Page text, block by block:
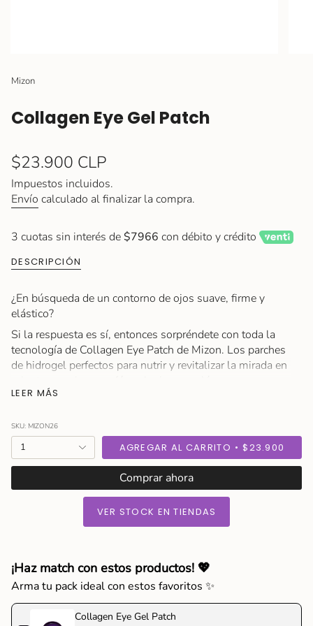
Mizon
Collagen Eye Gel Patch
Precio
regular
$23.900 CLP
Impuestos incluidos.
Envío calculado al finalizar la compra.
3 cuotas sin interés de$7966 con débito y crédito
DESCRIPCIÓN
¿En búsqueda de un contorno de ojos suave, firme y
elástico?
Si la respuesta es sí, entonces sorpréndete con toda la
tecnología de Collagen Eye Patch de Mizon. Los parches
de hidrogel perfectos para nutrir y revitalizar la mirada en
hidrolizado, baba de caracol y extracto de caviar. Es decir,
harán de tu mirada una mucho más radiante y
rejuvenecida!
Incluye 60 parches de hidrogel.
Utiliza la espátula para tomar cada parche de hidrogel y
aplicalo en el área de contorno de ojos.. Retirar después
de 15-20 minutos y palmear suavemente con la punta
Ingredientes
Ingredientes clave: Colágeno hidrolizado, Niacinamida,
Baba de caracol, Ácido Hialurónico, Extracto de Caviar.
LEER MÁS
SKU: MIZON26
{"in_cart_html"=>"
<span
cart\">
en
el
"decrease"=>"Disminuir
1 AGREGAR AL CARRITO $23.900
Comprar ahora
VER STOCK EN TIENDAS
¡Haz match con estos productos! 💖
Arma tu pack ideal con estos favoritos ✨
Collagen Eye Gel Patch